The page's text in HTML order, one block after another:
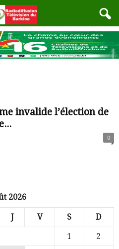
invalide l’élection de
0
2026
J V S D
1
2